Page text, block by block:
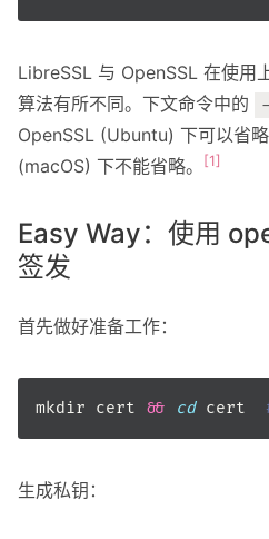
LibreSSL 与 OpenSSL 在使用
算法有所不同。下文命令中的
OpenSSL (Ubuntu) 下可以省
(macOS) 下不能省略。
[1]
Easy Way：使用
签发
首先做好准备工作：
mkdir cert && cd cert
生成私钥：